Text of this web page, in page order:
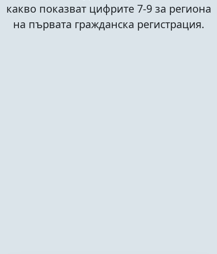
какво показват цифрите 7-9 за региона
на първата гражданска регистрация.